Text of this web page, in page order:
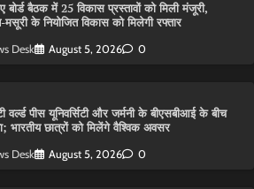
बोर्ड बैठक में 25 विकास प्रस्तावों को मिली मंजूरी,
मसूरी के नियोजित विकास को मिलेगी रफ्तार
Desk August 5, 2026 0
वर्ल्ड पीस यूनिवर्सिटी और जर्मनी के बीएसबीआई के बीच
भारतीय छात्रों को मिलेंगे वैश्विक अवसर
Desk August 5, 2026 0